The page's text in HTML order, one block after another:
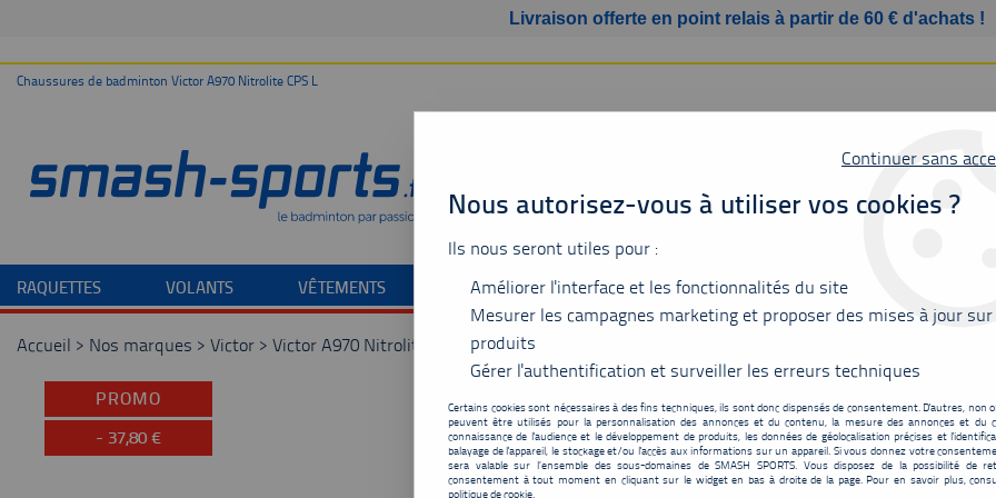
Livraison offerte en point relais à partir de 60 € d'achats !
Chaussures de badminton Victor A970 Nitrolite CPS L
RAQUETTES VOLANTS VÊTEMENTS CHAUSSURES BAGAGERIE ACCESSOIRES
Accueil > Nos marques > Victor > Victor A970 Nitrolite CPS L
PROMO
- 37,80 € Victor A970 Nitrolite
151,20€TTCau
Continuer sans
Nous autorisez-vous à utiliser vos cookies ?
Ils nous seront utiles pour :
Améliorer l'interface et les fonctionnalités du site
Mesurer les campagnes marketing et proposer des mises à jour sur
produits
Gérer l'authentification et surveiller les erreurs techniques
Certains cookies sont nécessaires à des fins techniques, ils sont donc dispensés de consentement. D'autres, non
peuvent être utilisés pour la personnalisation des annonces et du contenu, la mesure des annonces et du
connaissance de l'audience et le développement de produits, les données de géolocalisation précises et
balayage de l'appareil, le stockage et/ou l'accès aux informations sur un appareil. Si vous donnez votre
sera valable sur l’ensemble des sous-domaines de SMASH SPORTS. Vous disposez de la possibilité de
consentement à tout moment en cliquant sur le widget en bas à droite de la page. Pour en savoir plus,
politique de cookie.